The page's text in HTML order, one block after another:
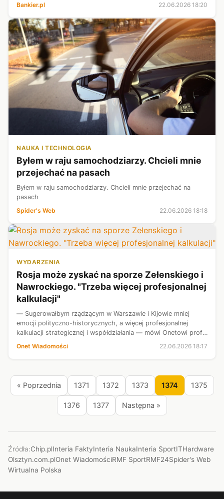
Piwne...
Bankier.pl 22.06.2026 18:20
NAUKA I TECHNOLOGIA
Byłem w raju samochodziarzy. Chcieli mnie
przejechać na pasach
Byłem w raju samochodziarzy. Chcieli mnie przejechać na
pasach
Spider's Web
22.06.2026 18:18
WYDARZENIA
Rosja może zyskać na sporze Zełenskiego i
Nawrockiego. "Trzeba więcej profesjonalnej
kalkulacji"
— Sugerowałbym rządzącym w Warszawie i Kijowie mniej
emocji polityczno-historycznych, a więcej profesjonalnej
kalkulacji strategicznej i współdziałania — mówi Onetowi prof.
Dariusz Kozerawski, ekspert do spraw międzynarodowych i
Onet Wiadomości 22.06.2026 18:17
« Poprzednia 1371 1372 1373 1374 1375
1376 1377 Następna »
Źródła:Chip.plInteria FaktyInteria NaukaInteria SportITHardware
Olsztyn.com.plOnet WiadomościRMF SportRMF24Spider's Web
Wirtualna Polska